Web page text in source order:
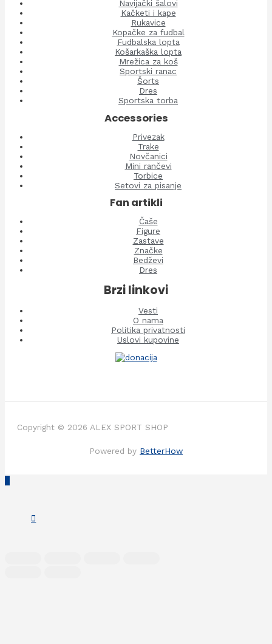
Navijački šalovi
Kačketi i kape
Rukavice
Kopačke za fudbal
Fudbalska lopta
Košarkaška lopta
Mrežica za koš
Sportski ranac
Šorts
Dres
Sportska torba
Accessories
Privezak
Trake
Novčanici
Mini rančevi
Torbice
Setovi za pisanje
Fan artikli
Čaše
Figure
Zastave
Značke
Bedževi
Dres
Brzi linkovi
Vesti
O nama
Politika privatnosti
Uslovi kupovine
Copyright © 2026 ALEX SPORT SHOP
Powered by BetterHow
Scroll
to